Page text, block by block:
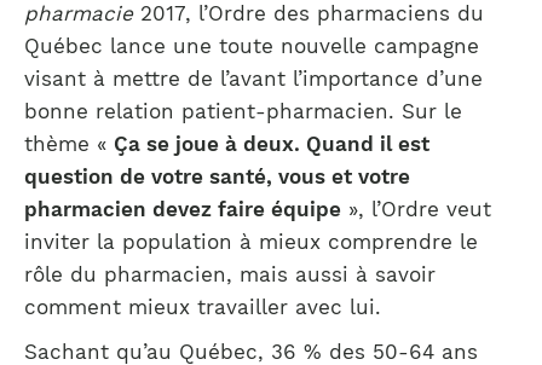
pharmacie2017, l’Ordre des pharmaciens du
Québec lance une toute nouvelle campagne
visant à mettre de l’avant l’importance d’une
bonne relation patient-pharmacien. Sur le
thème « Ça se joue à deux. Quand il est
question de votre santé, vous et votre
pharmacien devez faire équipe », l’Ordre veut
inviter la population à mieux comprendre le
rôle du pharmacien, mais aussi à savoir
comment mieux travailler avec lui.
Sachant qu’au Québec, 36 % des 50-64 ans